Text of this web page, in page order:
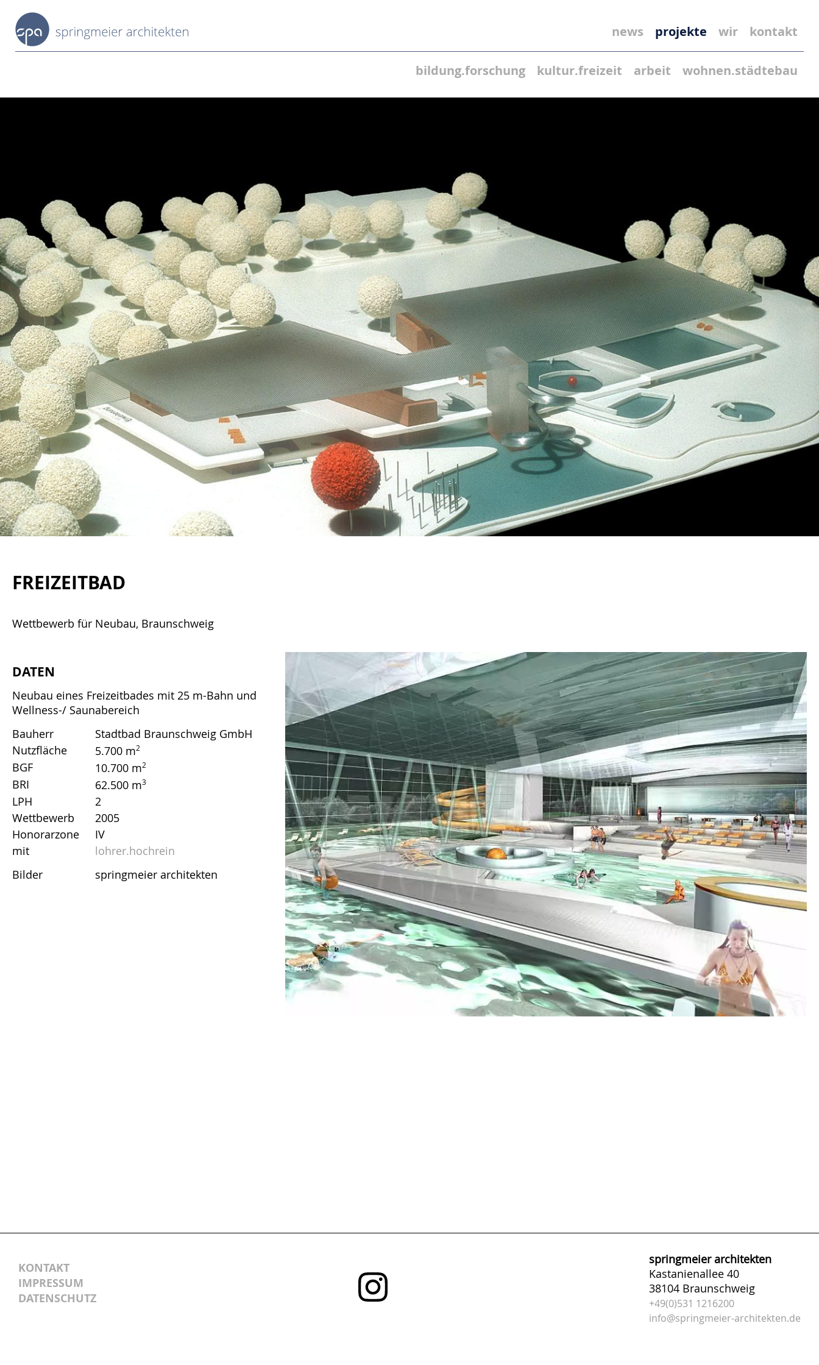
news projekte
bildung.forschung kultur.freizeit arbeit wohnen.städtebau
wir kontakt
FREIZEITBAD
Wettbewerb für Neubau, Braunschweig
DATEN
Neubau eines Freizeitbades mit 25 m-Bahn und
Wellness-/ Saunabereich
Bauherr
Stadtbad Braunschweig GmbH
Nutzfläche
5.700 m2
BGF 10.700 m2
BRI 62.500 m3
LPH
2
Wettbewerb
2005
Honorarzone
IV
mit
lohrer.hochrein
Bilder
springmeier architekten
KONTAKT
IMPRESSUM
DATENSCHUTZ
springmeier architekten
Kastanienallee 40
38104 Braunschweig
+49(0)531 1216200
info@springmeier-architekten.de